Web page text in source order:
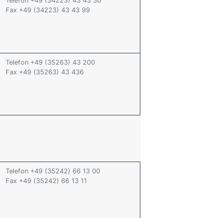
Fax +49 (34223) 43 43 99
Telefon +49 (35263) 43 200
Fax +49 (35263) 43 436
Telefon +49 (35242) 66 13 00
Fax +49 (35242) 66 13 11